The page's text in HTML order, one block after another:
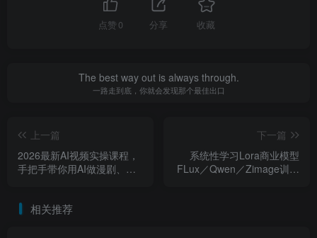
点赞 0 分享 收藏
The best way out is always through.
一路走到底，你就会发现那个最佳出口
上一篇
2026最新AI视频实操课程，
手把手带你用AI做漫剧、剪
下一篇
系统性学习Lora商业模型
FLux／Qwen／Zimage训练
相关推荐